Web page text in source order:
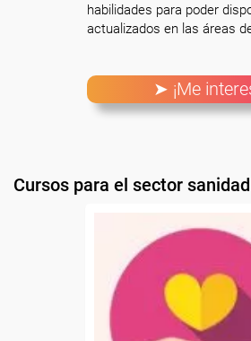
habilidades para poder
actualizados en las áreas
➤ ¡Me
Cursos para el sector sanidad